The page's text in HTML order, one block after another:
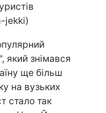
jekki)
який знімався
ще більш
на вузьких
стало так